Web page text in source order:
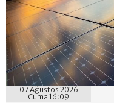
07 Ağustos 2026
Cuma 16:09